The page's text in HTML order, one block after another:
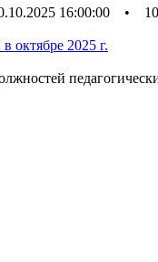
16:00:00 •
октябре 2025 г.